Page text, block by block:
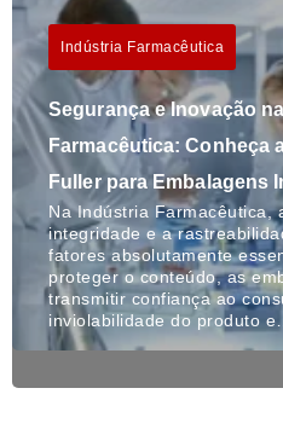
Indústria Farmacêutica
Segurança e Inovação
Farmacêutica: Conheça
Fuller para Embalagens
Na Indústria Farmacêutica,
integridade e a
fatores absolutamente
proteger o conteúdo, as
transmitir confiança ao
inviolabilidade do produto e…